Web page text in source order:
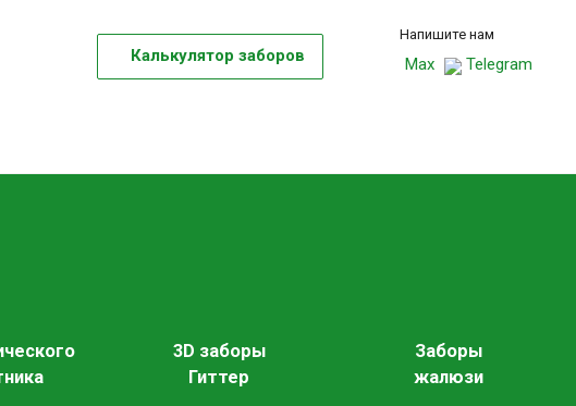
Калькулятор заборов
Напишите нам
Max Telegram
3D заборы
Гиттер
Заборы
жалюзи